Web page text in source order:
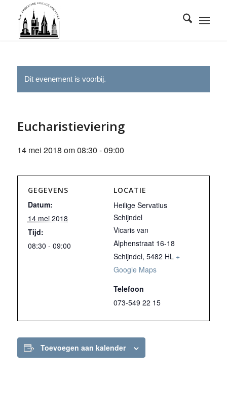
Dit evenement is voorbij.
Eucharistieviering
14 mei 2018 om 08:30 -09:00
GEGEVENS
Datum:
14 mei 2018
Tijd:
08:30 - 09:00
LOCATIE
Heilige Servatius
Schijndel
Vicaris van
Alphenstraat 16-18
Schijndel, 5482 HL +
Google Maps
Telefoon
073-549 22 15
Toevoegen aan kalender